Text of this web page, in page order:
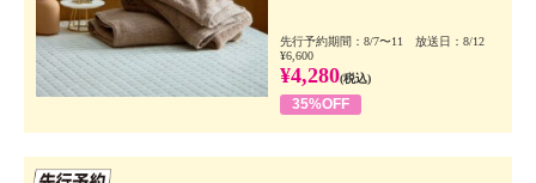
先行予約期間：8/7〜11 放送日：8/12
¥6,600
¥4,280(税込)
35%OFF